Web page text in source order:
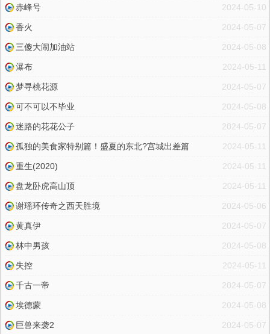
2024-05-10
赤峰号
2024-05-07
香火
2024-05-08
三傻大闹加油站
2024-05-11
瀑布
2024-05-07
梦寻桃花源
2024-05-08
可不可以不毕业
2024-05-07
迷路的花花公子
2024-05-11
孤独的美食家特别篇！盛夏的东北?宫城出差篇
2024-05-11
重生(2020)
2024-05-11
盘龙卧虎高山顶
2024-05-06
谢瑶环传奇之西天胜境
2024-05-07
黄真伊
2024-05-08
林中男孩
2024-05-11
失控
2024-05-07
千古一帝
2024-05-08
埃德蒙
2024-05-07
巨兽来袭2